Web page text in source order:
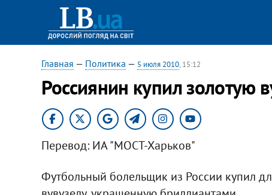
Главная — Политика — 5 июля 2010, 15:12
Россиянин купил золотую
Перевод: ИА "МОСТ-Харьков"
Футбольный болельщик из России купил